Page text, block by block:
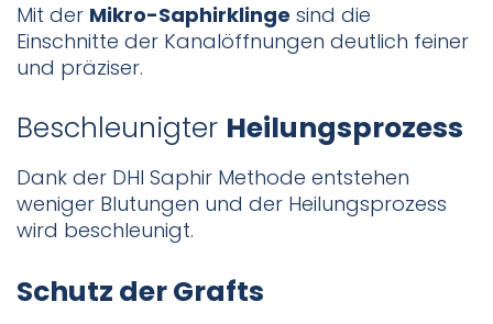
Mit der Mikro-Saphirklinge sind die
Einschnitte der Kanalöffnungen deutlich feiner
und präziser.
Beschleunigter Heilungsprozess
Dank der DHI Saphir Methode entstehen
weniger Blutungen und der Heilungsprozess
wird beschleunigt.
Schutz der Grafts